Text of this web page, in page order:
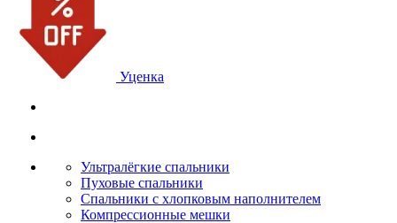
Уценка
Ультралёгкие спальники
Пуховые спальники
Спальники с хлопковым наполнителем
Компрессионные мешки